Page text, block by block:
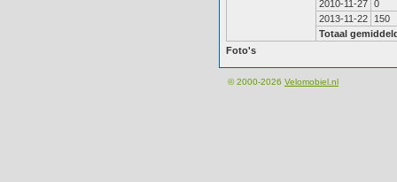
2010-11-27 0
2013-11-22
150
Totaal
Foto's
© 2000-2026 Velomobiel.nl